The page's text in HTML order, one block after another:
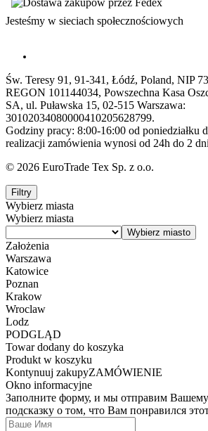
Jesteśmy w sieciach społecznościowych
Św. Teresy 91, 91-341, Łódź, Poland, NIP
REGON 101144034, Powszechna Kasa
SA, ul. Puławska 15, 02-515 Warszawa:
30102034080000410205628799.
Godziny pracy: 8:00-16:00 od poniedziałku
realizacji zamówienia wynosi od 24h do 2
© 2026 EuroTrade Tex Sp. z o.o.
Filtry
Wybierz miasta
Wybierz miasta
Założenia
Warszawa
Katowice
Poznan
Krakow
Wroclaw
Lodz
PODGLĄD
Towar dodany do koszyka
Produkt w koszyku
Kontynuuj zakupyZAMÓWIENIE
Okno informacyjne
Заполните форму, и мы отправим
подсказку о том, что Вам понравился